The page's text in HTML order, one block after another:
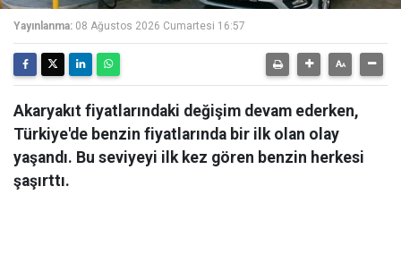
Yayınlanma: 08 Ağustos 2026 Cumartesi 16:57
Akaryakıt fiyatlarındaki değişim devam ederken,
Türkiye'de benzin fiyatlarında bir ilk olan olay
yaşandı. Bu seviyeyi ilk kez gören benzin herkesi
şaşırttı.